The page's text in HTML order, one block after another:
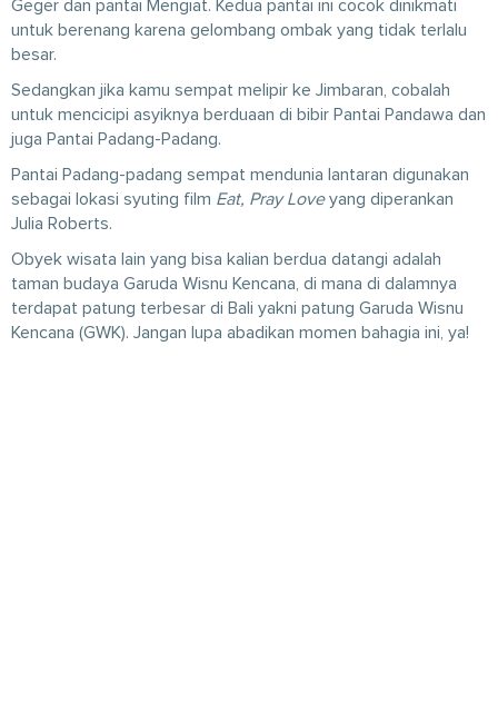
Geger dan pantai Mengiat. Kedua pantai ini cocok dinikmati
untuk berenang karena gelombang ombak yang tidak terlalu
besar.
Sedangkan jika kamu sempat melipir ke Jimbaran, cobalah
untuk mencicipi asyiknya berduaan di bibir Pantai Pandawa dan
juga Pantai Padang-Padang.
Pantai Padang-padang sempat mendunia lantaran digunakan
sebagai lokasi syuting film Eat, Pray Loveyang diperankan
Julia Roberts.
Obyek wisata lain yang bisa kalian berdua datangi adalah
taman budaya Garuda Wisnu Kencana, di mana di dalamnya
terdapat patung terbesar di Bali yakni patung Garuda Wisnu
Kencana (GWK). Jangan lupa abadikan momen bahagia ini, ya!